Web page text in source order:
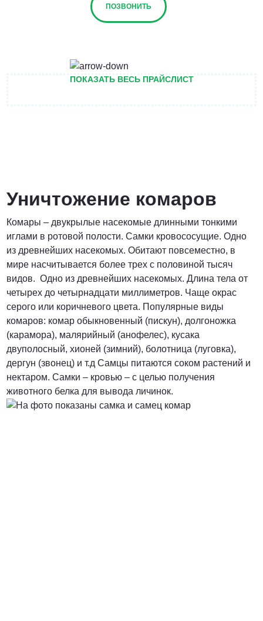
ПОЗВОНИТЬ
от 5900 руб.
ПОЗВОНИТЬ
от 6900 руб.
ПОЗВОНИТЬ
ПОКАЗАТЬ ВЕСЬ ПРАЙСЛИСТ
Уничтожение комаров
Комары – двукрылые насекомые длинными тонкими
иглами в ротовой полости. Самки кровососущие. Одно
из древнейших насекомых. Обитают повсеместно, в
мире насчитывается более трех с половиной тысяч
видов. Одно из древнейших насекомых. Длина тела от
четырех до четырнадцати миллиметров. Чаще окрас
серого или коричневого цвета. Популярные виды
комаров: комар обыкновенный (пискун), долгоножка
(карамора), малярийный (анофелес), кусака
двуполосный, хионей (зимний), болотница (луговка),
дергун (звонец) и т.д Самцы питаются соком растений и
нектаром. Самки – кровью – с целью получения
животного белка для вывода личинок.